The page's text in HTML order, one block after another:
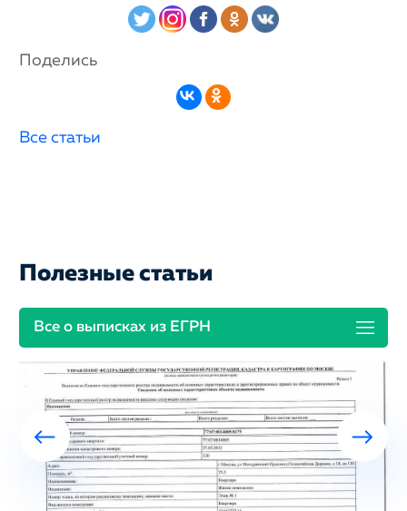
Поделись
Все статьи
Полезные статьи
Все о выписках из ЕГРН